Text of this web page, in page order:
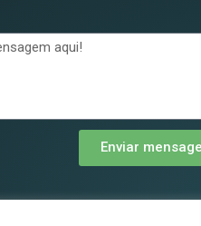
Enviar